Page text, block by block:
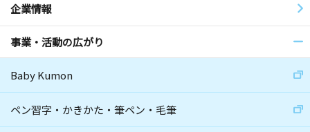
企業情報
事業・活動の広がり
Baby Kumon
ペン習字・かきかた・筆ペン・毛筆